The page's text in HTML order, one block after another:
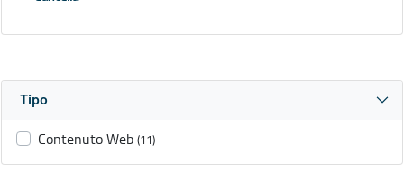
Tipo
Contenuto Web (11)